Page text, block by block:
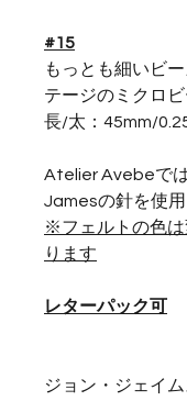
#15
もっとも細いビ
テージのミクロ
長/太：45mm/
Atelier Avebeで
Jamesの針を使用
※フェルトの色
ります
レターパック可
ジョン・ジェイ